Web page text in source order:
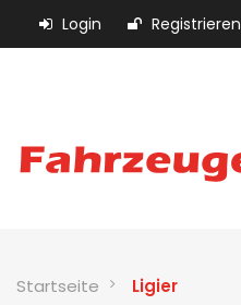
Login Registrieren
Startseite Ligier